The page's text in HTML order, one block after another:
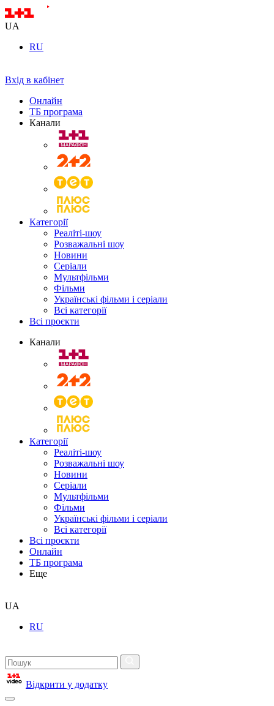
UA
RU
Вхід в кабінет
Онлайн
ТБ програма
Канали
Категорії
Реаліті-шоу
Розважальні шоу
Новини
Серіали
Мультфільми
Фільми
Українські фільми і серіали
Всі категорії
Всі проєкти
Канали
Категорії
Реаліті-шоу
Розважальні шоу
Новини
Серіали
Мультфільми
Фільми
Українські фільми і серіали
Всі категорії
Всі проєкти
Онлайн
ТБ програма
Еще
UA
RU
Відкрити у додатку